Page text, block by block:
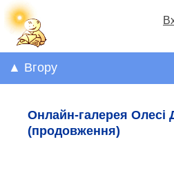
▲ Вгору
Онлайн-галерея Олесі
(продовження)